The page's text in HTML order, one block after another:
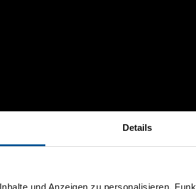
Details
und Anzeigen zu personalisieren,